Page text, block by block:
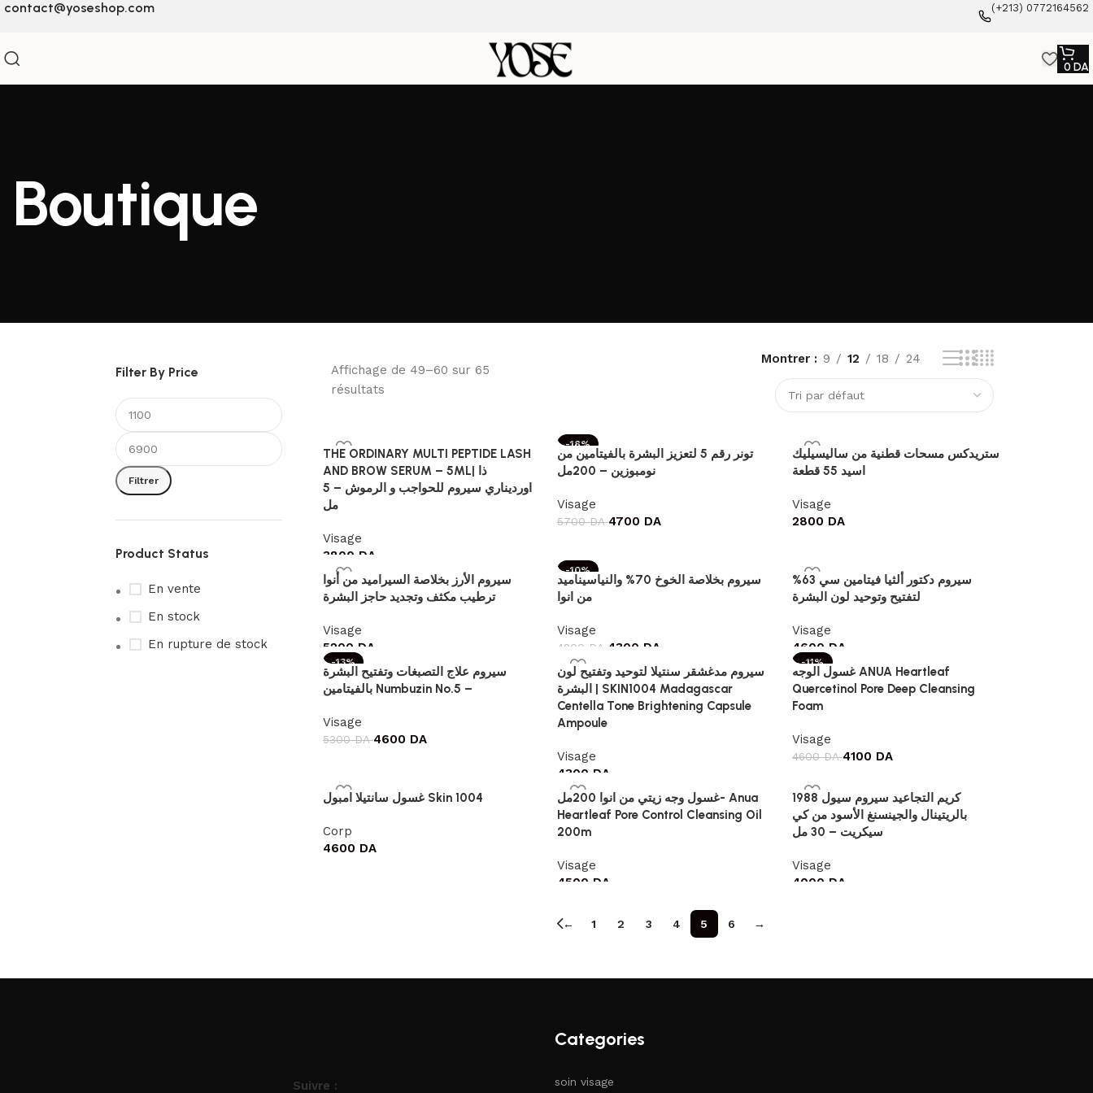
contact@yoseshop.com (+213) 0772164562
0 DA
Boutique
Filter By Price
Filtrer
Product Status
En vente
En stock
En rupture de stock
Affichage de 49–60 sur 65
résultats
Montrer 9 12 18 24
THE ORDINARY MULTI PEPTIDE LASH
AND BROW SERUM – 5ML| ذا
اورديناري سيروم للحواجب و الرموش – 5
مل
Visage
3800 DA
-18%
تونر رقم 5 لتعزيز البشرة بالفيتامين من
نومبوزين – 200مل
Visage
5700DA4700 DA
ستريدكس مسحات قطنية من ساليسيليك
اسيد 55 قطعة
Visage
2800 DA
سيروم الأرز بخلاصة السيراميد من أنوا
ترطيب مكثف وتجديد حاجز البشرة
Visage
5200 DA
-10%
سيروم بخلاصة الخوخ 70% والنياسيناميد
من انوا
Visage
4800 DA 4300 DA
سيروم دكتور ألثيا فيتامين سي 63%
لتفتيح وتوحيد لون البشرة
Visage
4600 DA
-13%
سيروم علاج التصبغات وتفتيح البشرة
بالفيتامين Numbuzin No.5 –
Visage
5300DA4600 DA
سيروم مدغشقر سنتيلا لتوحيد وتفتيح لون
البشرة | SKIN1004 Madagascar
Centella Tone Brightening Capsule
Ampoule
Visage
4300 DA
-11%
غسول الوجه ANUA Heartleaf
Quercetinol Pore Deep Cleansing
Foam
Visage
4600DA4100 DA
غسول سانتيلا امبول Skin 1004
Corp
4600 DA
غسول وجه زيتي من انوا 200مل- Anua
Heartleaf Pore Control Cleansing Oil
200m
Visage
4500 DA
كريم التجاعيد سيروم سيول 1988
بالريتينال والجينسنغ الأسود من كي
سيكريت – 30 مل
Visage
4000 DA
← 1 2 3 4 5 6 →
Suivre :
Categories
soin visage